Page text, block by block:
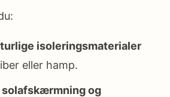
isoleringsmaterialer
eller hamp.
solafskærmning og